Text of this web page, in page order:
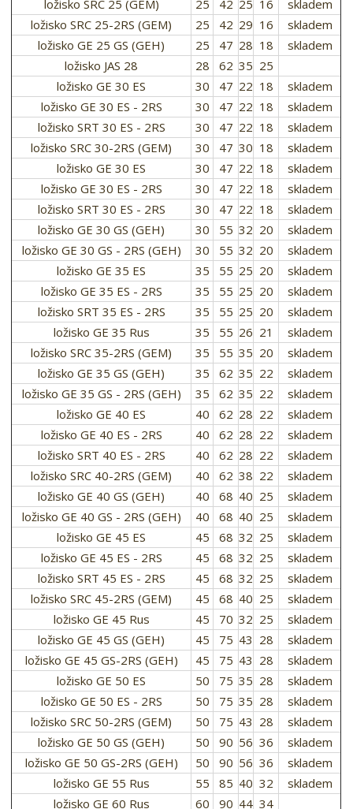
ložisko SRC 25 (GEM) 25 42 25 16
skladem
ložisko SRC 25-2RS (GEM)
25 42 29 16
skladem
ložisko GE 25 GS (GEH)
25 47 28 18
skladem
ložisko JAS 28
28 62 35 25
ložisko GE 30 ES
30 47 22 18
skladem
ložisko GE 30 ES - 2RS
30 47 22 18
skladem
ložisko SRT 30 ES - 2RS
30 47 22 18
skladem
ložisko SRC 30-2RS (GEM)
30 47 30 18
skladem
ložisko GE 30 ES
30 47 22 18
skladem
ložisko GE 30 ES - 2RS
30 47 22 18
skladem
ložisko SRT 30 ES - 2RS
30 47 22 18
skladem
ložisko GE 30 GS (GEH)
30 55 32 20
skladem
ložisko GE 30 GS - 2RS (GEH)
30 55 32 20
skladem
ložisko GE 35 ES
35 55 25 20
skladem
ložisko GE 35 ES - 2RS
35 55 25 20
skladem
ložisko SRT 35 ES - 2RS
35 55 25 20
skladem
ložisko GE 35 Rus
35 55 26 21
skladem
ložisko SRC 35-2RS (GEM)
35 55 35 20
skladem
ložisko GE 35 GS (GEH)
35 62 35 22
skladem
ložisko GE 35 GS - 2RS (GEH)
35 62 35 22
skladem
ložisko GE 40 ES
40 62 28 22
skladem
ložisko GE 40 ES - 2RS
40 62 28 22
skladem
ložisko SRT 40 ES - 2RS
40 62 28 22
skladem
ložisko SRC 40-2RS (GEM)
40 62 38 22
skladem
ložisko GE 40 GS (GEH)
40 68 40 25
skladem
ložisko GE 40 GS - 2RS (GEH)
40 68 40 25
skladem
ložisko GE 45 ES
45 68 32 25
skladem
ložisko GE 45 ES - 2RS
45 68 32 25
skladem
ložisko SRT 45 ES - 2RS
45 68 32 25
skladem
ložisko SRC 45-2RS (GEM)
45 68 40 25
skladem
ložisko GE 45 Rus
45 70 32 25
skladem
ložisko GE 45 GS (GEH)
45 75 43 28
skladem
ložisko GE 45 GS-2RS (GEH)
45 75 43 28
skladem
ložisko GE 50 ES
50 75 35 28
skladem
ložisko GE 50 ES - 2RS
50 75 35 28
skladem
ložisko SRC 50-2RS (GEM)
50 75 43 28
skladem
ložisko GE 50 GS (GEH)
50 90 56 36
skladem
ložisko GE 50 GS-2RS (GEH)
50 90 56 36
skladem
ložisko GE 55 Rus
55 85 40 32
skladem
ložisko GE 60 Rus
60 90 44 34